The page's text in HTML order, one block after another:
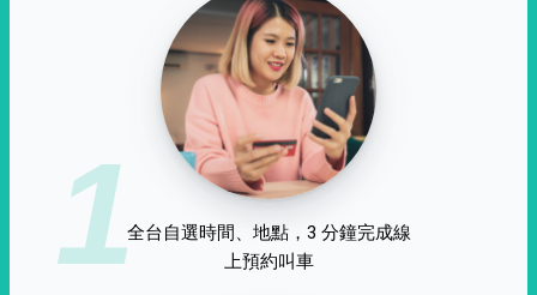
1全台自選時間、地點，3 分鐘完成線
上預約叫車